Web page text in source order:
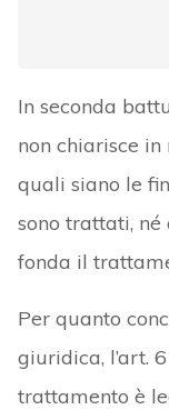
In seconda
non chiarisce
quali siano le
sono trattati,
fonda il
Per quanto
giuridica, l’art.
trattamento è